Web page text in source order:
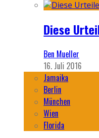
Diese
Ben Mueller
16. Juli 2016
Jamaika
Berlin
München
Wien
Florida